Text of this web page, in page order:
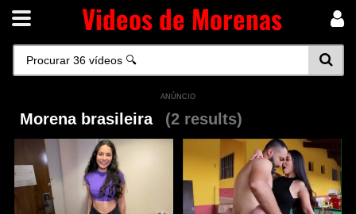
Videos de Morenas
ANÚNCIO
Morena brasileira (2 results)